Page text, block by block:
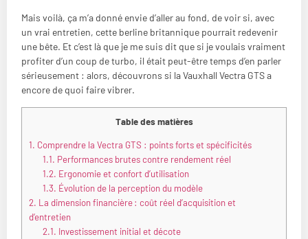
Mais voilà, ça m’a donné envie d’aller au fond, de voir si, avec
un vrai entretien, cette berline britannique pourrait redevenir
une bête. Et c’est là que je me suis dit que si je voulais vraiment
profiter d’un coup de turbo, il était peut-être temps d’en parler
sérieusement : alors, découvrons si la Vauxhall Vectra GTS a
encore de quoi faire vibrer.
Table des matières
1. Comprendre la Vectra GTS : points forts et spécificités
1.1. Performances brutes contre rendement réel
1.2. Ergonomie et confort d’utilisation
1.3. Évolution de la perception du modèle
2. La dimension financière : coût réel d’acquisition et
d’entretien
2.1. Investissement initial et décote